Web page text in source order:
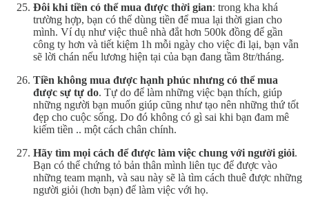
Đôi khi tiền có thể mua được thời gian: trong kha khá
trường hợp, bạn có thể dùng tiền để mua lại thời gian cho
mình. Ví dụ như việc thuê nhà đắt hơn 500k đồng để gần
công ty hơn và tiết kiệm 1h mỗi ngày cho việc đi lại, bạn vẫn
sẽ lời chán nếu lương hiện tại của bạn đang tầm 8tr/tháng.
Tiền không mua được hạnh phúc nhưng có thể mua
được sự tự do. Tự do để làm những việc bạn thích, giúp
những người bạn muốn giúp cũng như tạo nên những thứ tốt
đẹp cho cuộc sống. Do đó không có gì sai khi bạn đam mê
kiếm tiền .. một cách chân chính.
Hãy tìm mọi cách để được làm việc chung với người giỏi.
Bạn có thể chứng tỏ bản thân mình liên tục để được vào
những team mạnh, và sau này sẽ là tìm cách thuê được những
người giỏi (hơn bạn) để làm việc với họ.